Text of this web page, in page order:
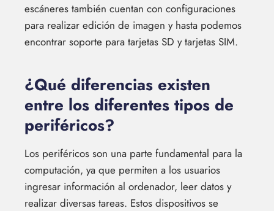
escáneres también cuentan con configuraciones
para realizar edición de imagen y hasta podemos
encontrar soporte para tarjetas SD y tarjetas SIM.
¿Qué diferencias existen
entre los diferentes tipos de
periféricos?
Los periféricos son una parte fundamental para la
computación, ya que permiten a los usuarios
ingresar información al ordenador, leer datos y
realizar diversas tareas. Estos dispositivos se